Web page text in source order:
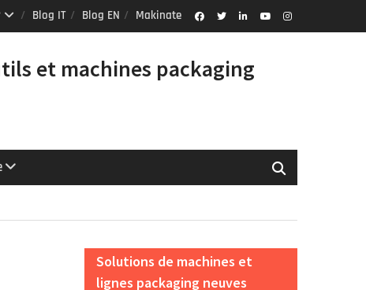
Blog IT Blog EN Makinate
et machines packaging
Solutions de machines et
lignes packaging neuves